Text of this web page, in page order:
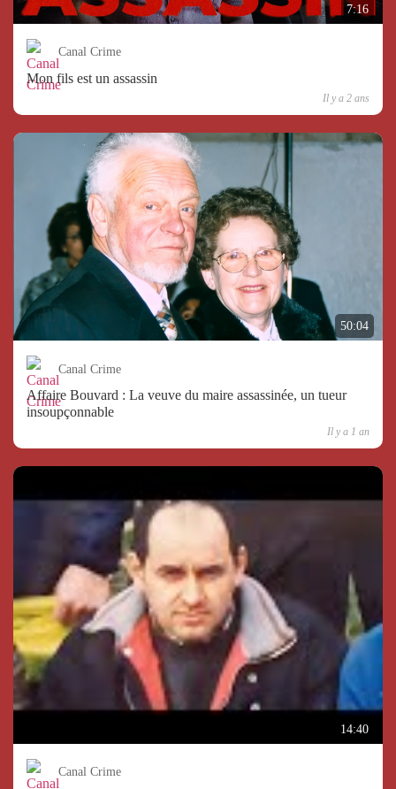
7:16
Canal Crime
Mon fils est un assassin
Il y a 2 ans
50:04
Canal Crime
Affaire Bouvard : La veuve du maire assassinée, un tueur
insoupçonnable
Il y a 1 an
14:40
Canal Crime